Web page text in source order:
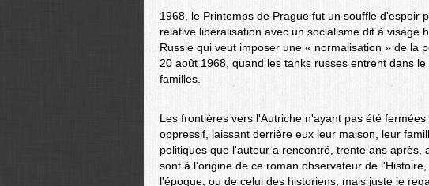
1968, le Printemps de Prague fut un souffle d'espoir
relative libéralisation avec un socialisme dit à visage
Russie qui veut imposer une « normalisation » de la
20 août 1968, quand les tanks russes entrent dans
familles.
Les frontières vers l'Autriche n'ayant pas été
oppressif, laissant derrière eux leur maison, leur
politiques que l'auteur a rencontré, trente ans après,
sont à l'origine de ce roman observateur de
l'époque, ou de celui des historiens, mais juste le